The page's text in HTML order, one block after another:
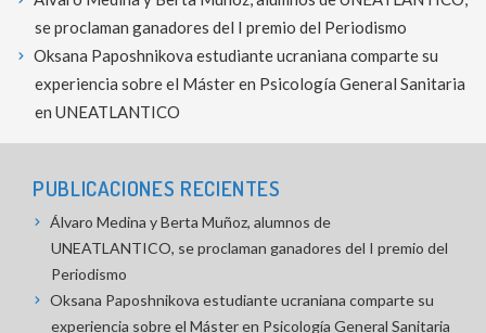
se proclaman ganadores del I premio del Periodismo
Oksana Paposhnikova estudiante ucraniana comparte su
experiencia sobre el Máster en Psicología General Sanitaria
en UNEATLANTICO
PUBLICACIONES RECIENTES
Álvaro Medina y Berta Muñoz, alumnos de
UNEATLANTICO, se proclaman ganadores del I premio del
Periodismo
Oksana Paposhnikova estudiante ucraniana comparte su
experiencia sobre el Máster en Psicología General Sanitaria